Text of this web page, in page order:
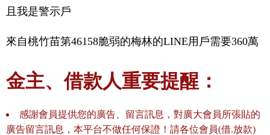
且我是警示戶
來自桃竹苗第46158脆弱的梅林的LINE用戶需要360萬
金主、借款人重要提醒：
感謝會員提供您的廣告、留言訊息，對廣大會員所張貼的
廣告留言訊息，本平台不做任何保證！請各位會員(借.放款)